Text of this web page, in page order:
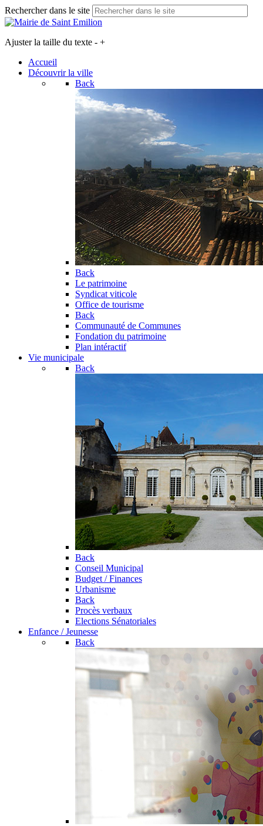
Rechercher dans le site
Ajuster la taille du texte - +
Accueil
Découvrir la ville
Back
Back
Le patrimoine
Syndicat viticole
Office de tourisme
Back
Communauté de Communes
Fondation du patrimoine
Plan intéractif
Vie municipale
Back
Back
Conseil Municipal
Budget / Finances
Urbanisme
Back
Procès verbaux
Elections Sénatoriales
Enfance / Jeunesse
Back